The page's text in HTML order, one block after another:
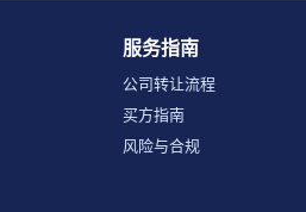
服务指南
公司转让流程
买方指南
风险与合规